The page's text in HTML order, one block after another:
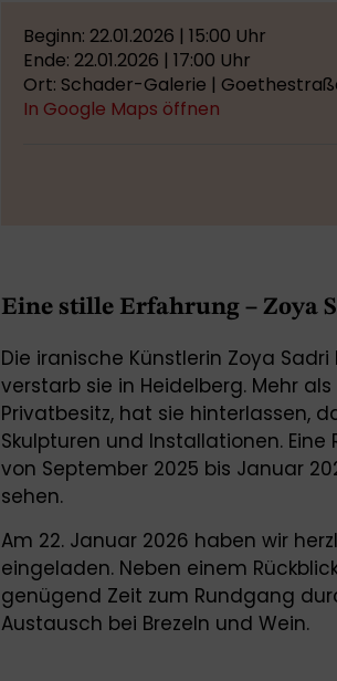
Beginn: 22.01.2026 | 15:00 Uhr
Ende: 22.01.2026 | 17:00 Uhr
Ort: Schader-Galerie |
In Google Maps öffnen
Eine stille Erfahrung – Zoya
Die iranische Künstlerin Zoya
verstarb sie in Heidelberg. Mehr
Privatbesitz, hat sie hinterlassen,
Skulpturen und Installationen.
von September 2025 bis Januar
sehen.
Am 22. Januar 2026 haben wir
eingeladen. Neben einem
genügend Zeit zum Rundgang
Austausch bei Brezeln und Wein.